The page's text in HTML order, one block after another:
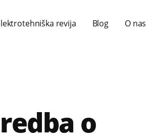
revija Blog O nas
o